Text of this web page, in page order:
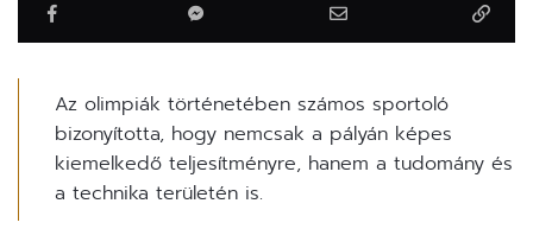
Az olimpiák történetében számos sportoló
bizonyította, hogy nemcsak a pályán képes
kiemelkedő teljesítményre, hanem a tudomány és
a technika területén is.